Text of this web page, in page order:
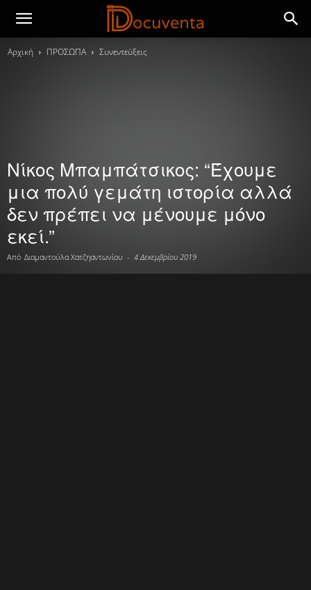
Αρχική ΠΡΟΣΩΠΑ Συνεντεύξεις
Νίκος Μπαμπάτσικος: “Έχουμε
μια πολύ γεμάτη ιστορία αλλά
δεν πρέπει να μένουμε μόνο
εκεί.”
Από Διαμαντούλα Χατζηαντωνίου - 4 Δεκεμβρίου 2019